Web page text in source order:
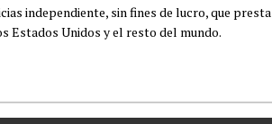
independiente, sin fines de lucro, que presta
Estados Unidos y el resto del mundo.